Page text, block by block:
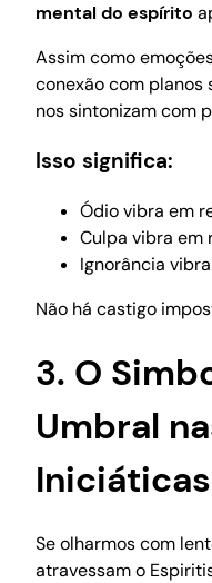
mental do espírito
Assim como
conexão com planos
nos sintonizam com
Isso significa:
Ódio vibra em
Culpa vibra em
Ignorância
Não há castigo
3. O
Umbral
Iniciáticas
Se olharmos com
atravessam o